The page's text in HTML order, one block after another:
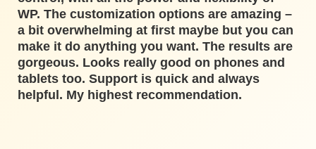
WP. The customization options are amazing –
a bit overwhelming at first maybe but you can
make it do anything you want. The results are
gorgeous. Looks really good on phones and
tablets too. Support is quick and always
helpful. My highest recommendation.